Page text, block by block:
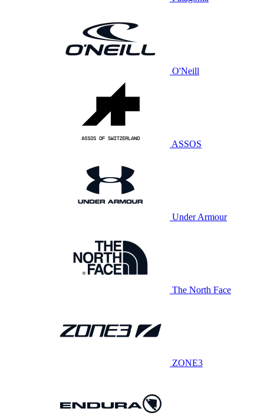
O'Neill
ASSOS
Under Armour
The North Face
ZONE3